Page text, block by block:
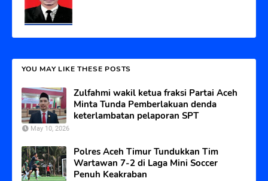
YOU MAY LIKE THESE POSTS
Zulfahmi wakil ketua fraksi Partai Aceh
Minta Tunda Pemberlakuan denda
keterlambatan pelaporan SPT
May 10, 2026
Polres Aceh Timur Tundukkan Tim
Wartawan 7-2 di Laga Mini Soccer
Penuh Keakraban